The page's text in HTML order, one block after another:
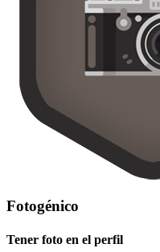
Fotogénico
Tener foto en el perfil